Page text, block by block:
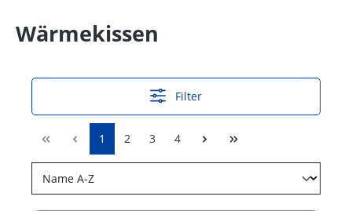
Wärmekissen
Filter
1 2 3 4